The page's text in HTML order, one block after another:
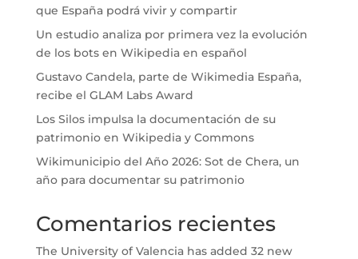
que España podrá vivir y compartir
Un estudio analiza por primera vez la evolución
de los bots en Wikipedia en español
Gustavo Candela, parte de Wikimedia España,
recibe el GLAM Labs Award
Los Silos impulsa la documentación de su
patrimonio en Wikipedia y Commons
Wikimunicipio del Año 2026: Sot de Chera, un
año para documentar su patrimonio
Comentarios recientes
The University of Valencia has added 32 new